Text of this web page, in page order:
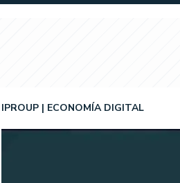
IPROUP ECONOMÍA DIGITAL